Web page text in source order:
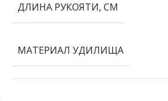
ДЛИНА РУКОЯТИ, СМ
МАТЕРИАЛ УДИЛИЩА